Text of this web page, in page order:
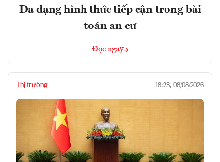
Đa dạng hình thức tiếp cận trong bài
toán an cư
Đọc ngay
Thị trường 18:23, 08/08/2026